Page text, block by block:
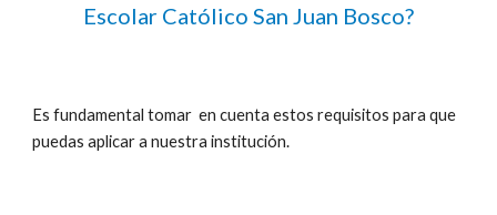
Escolar Católico San Juan Bosco?
Es fundamental tomar en cuenta estos requisitos para que
puedas aplicar a nuestra institución.